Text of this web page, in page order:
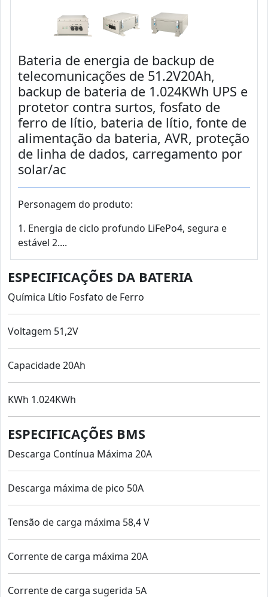
Bateria de energia de backup de
telecomunicações de 51.2V20Ah,
backup de bateria de 1.024KWh UPS e
protetor contra surtos, fosfato de
ferro de lítio, bateria de lítio, fonte de
alimentação da bateria, AVR, proteção
de linha de dados, carregamento por
solar/ac
Personagem do produto:
1. Energia de ciclo profundo LiFePo4, segura e
estável 2....
ESPECIFICAÇÕES DA BATERIA
Química Lítio Fosfato de Ferro
Voltagem 51,2V
Capacidade 20Ah
KWh 1.024KWh
ESPECIFICAÇÕES BMS
Descarga Contínua Máxima 20A
Descarga máxima de pico 50A
Tensão de carga máxima 58,4 V
Corrente de carga máxima 20A
Corrente de carga sugerida 5A